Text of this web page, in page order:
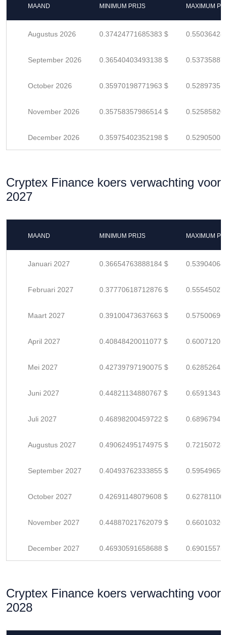
MAAND MINIMUM PRIJS MAXIMUM
Augustus 2026 0.37424771685383 $
September 2026 0.36540403493138 $
October 2026 0.35970198771963 $
November 2026 0.35758357986514 $
December 2026 0.35975402352198 $
Cryptex Finance koers verwachting voor
2027
MAAND MINIMUM PRIJS MAXIMUM
Januari 2027 0.36654763888184 $
Februari 2027 0.37770618712876 $
Maart 2027 0.39100473637663 $
April 2027 0.40848420011077 $
Mei 2027 0.42739797190075 $
Juni 2027 0.44821134880767 $
Juli 2027 0.46898200459722 $
Augustus 2027 0.49062495174975 $
September 2027 0.40493762333855 $
October 2027 0.42691148079608 $
November 2027 0.44887021762079 $
December 2027 0.46930591658688 $
Cryptex Finance koers verwachting voor
2028